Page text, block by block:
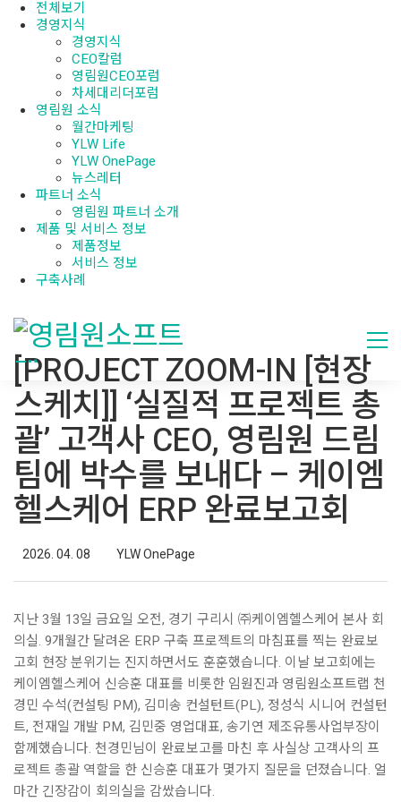
전체보기
경영지식
경영지식
CEO칼럼
영림원CEO포럼
차세대리더포럼
영림원 소식
월간마케팅
YLW Life
YLW OnePage
뉴스레터
파트너 소식
영림원 파트너 소개
제품 및 서비스 정보
제품정보
서비스 정보
구축사례
[PROJECT ZOOM-IN [현장
스케치]] ‘실질적 프로젝트 총
괄’ 고객사 CEO, 영림원 드림
팀에 박수를 보내다 – 케이엠
헬스케어 ERP 완료보고회
2026. 04. 08 YLW OnePage
지난 3월 13일 금요일 오전, 경기 구리시 ㈜케이엠헬스케어 본사 회
의실. 9개월간 달려온 ERP 구축 프로젝트의 마침표를 찍는 완료보
고회 현장 분위기는 진지하면서도 훈훈했습니다. 이날 보고회에는
케이엠헬스케어 신승훈 대표를 비롯한 임원진과 영림원소프트랩 천
경민 수석(컨설팅 PM), 김미송 컨설턴트(PL), 정성식 시니어 컨설턴
트, 전재일 개발 PM, 김민중 영업대표, 송기연 제조유통사업부장이
함께했습니다. 천경민님이 완료보고를 마친 후 사실상 고객사의 프
로젝트 총괄 역할을 한 신승훈 대표가 몇가지 질문을 던졌습니다. 얼
마간 긴장감이 회의실을 감쌌습니다.